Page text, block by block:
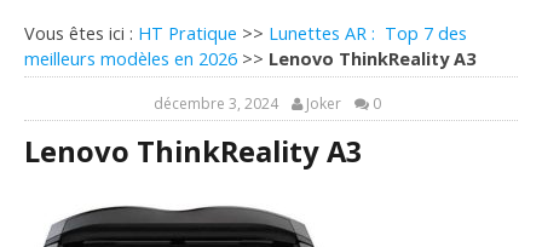
Vous êtes ici : HT Pratique >> Lunettes AR : Top 7 des
meilleurs modèles en 2026 >> Lenovo ThinkReality A3
décembre 3, 2024 Joker 0
Lenovo ThinkReality A3